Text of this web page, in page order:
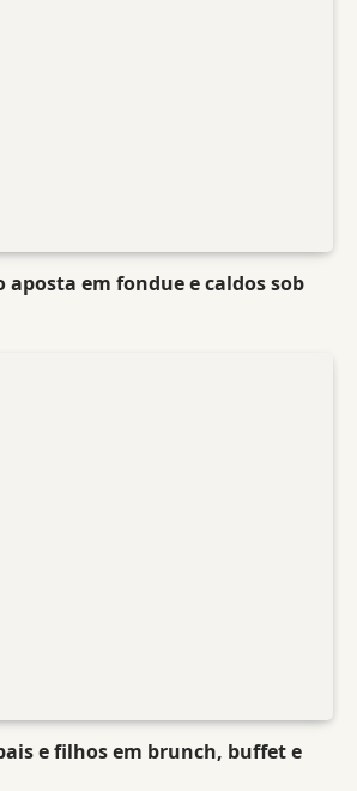
aposta em fondue e caldos sob
e filhos em brunch, buffet e